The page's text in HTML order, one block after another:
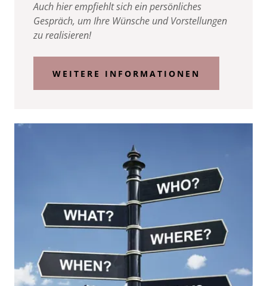
Auch hier empfiehlt sich ein persönliches
Gespräch, um Ihre Wünsche und Vorstellungen
zu realisieren!
WEITERE INFORMATIONEN